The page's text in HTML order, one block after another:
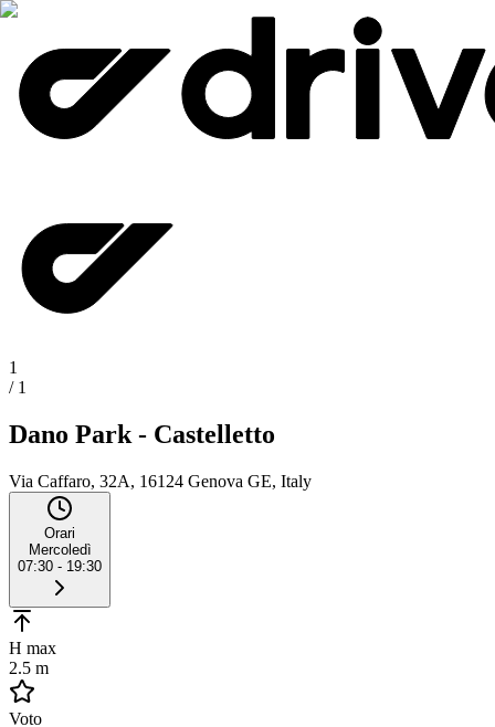
1
/ 1
Dano Park - Castelletto
Via Caffaro, 32A, 16124 Genova GE, Italy
Orari
Mercoledì
07:30 - 19:30
H max
2.5 m
Voto